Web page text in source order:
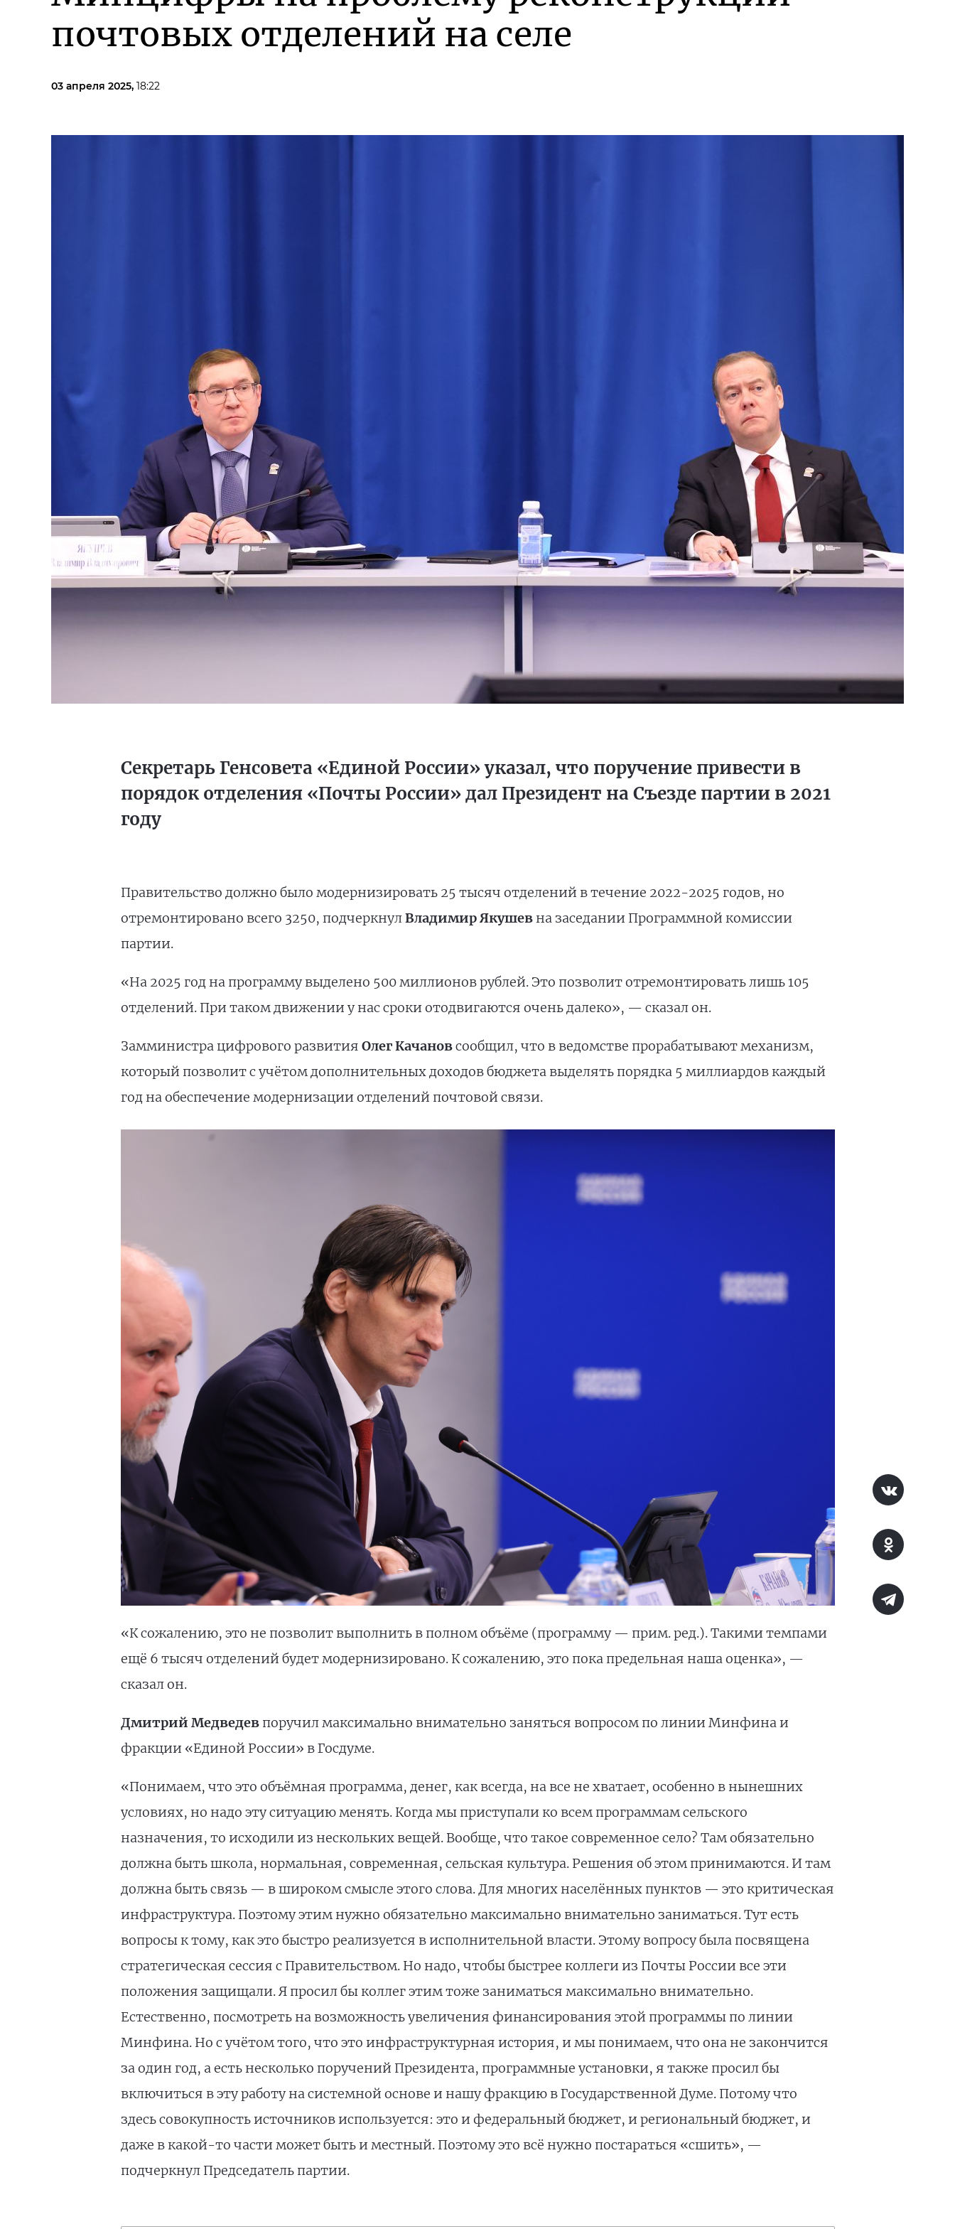
почтовых отделений на селе
03 апреля 2025, 18:22
Секретарь Генсовета «Единой России» указал, что поручение привести в
порядок отделения «Почты России» дал Президент на Съезде партии в 2021
году
Правительство должно было модернизировать 25 тысяч отделений в течение 2022-2025 годов, но
отремонтировано всего 3250, подчеркнулВладимир Якушевна заседании Программной комиссии
партии.
«На 2025 год на программу выделено 500 миллионов рублей. Это позволит отремонтировать лишь 105
отделений. При таком движении у нас сроки отодвигаются очень далеко», — сказал он.
Замминистра цифрового развития Олег Качановсообщил, что в ведомстве прорабатывают механизм,
который позволит с учётом дополнительных доходов бюджета выделять порядка 5 миллиардов каждый
год на обеспечение модернизации отделений почтовой связи.
«К сожалению, это не позволит выполнить в полном объёме (программу — прим. ред.). Такими темпами
ещё 6 тысяч отделений будет модернизировано. К сожалению, это пока предельная наша оценка», —
сказал он.
Дмитрий Медведевпоручил максимально внимательно заняться вопросом по линии Минфина и
фракции «Единой России» в Госдуме.
«Понимаем, что это объёмная программа, денег, как всегда, на все не хватает, особенно в нынешних
условиях, но надо эту ситуацию менять. Когда мы приступали ко всем программам сельского
назначения, то исходили из нескольких вещей. Вообще, что такое современное село? Там обязательно
должна быть школа, нормальная, современная, сельская культура. Решения об этом принимаются. И там
должна быть связь — в широком смысле этого слова. Для многих населённых пунктов — это критическая
инфраструктура. Поэтому этим нужно обязательно максимально внимательно заниматься. Тут есть
вопросы к тому, как это быстро реализуется в исполнительной власти. Этому вопросу была посвящена
стратегическая сессия с Правительством. Но надо, чтобы быстрее коллеги из Почты России все эти
положения защищали. Я просил бы коллег этим тоже заниматься максимально внимательно.
Естественно, посмотреть на возможность увеличения финансирования этой программы по линии
Минфина. Но с учётом того, что это инфраструктурная история, и мы понимаем, что она не закончится
за один год, а есть несколько поручений Президента, программные установки, я также просил бы
включиться в эту работу на системной основе и нашу фракцию в Государственной Думе. Потому что
здесь совокупность источников используется: это и федеральный бюджет, и региональный бюджет, и
даже в какой-то части может быть и местный. Поэтому это всё нужно постараться «сшить», —
подчеркнул Председатель партии.